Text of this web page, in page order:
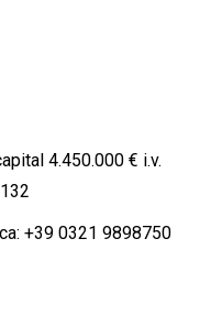
4.450.000 € i.v.
+39 0321 9898750